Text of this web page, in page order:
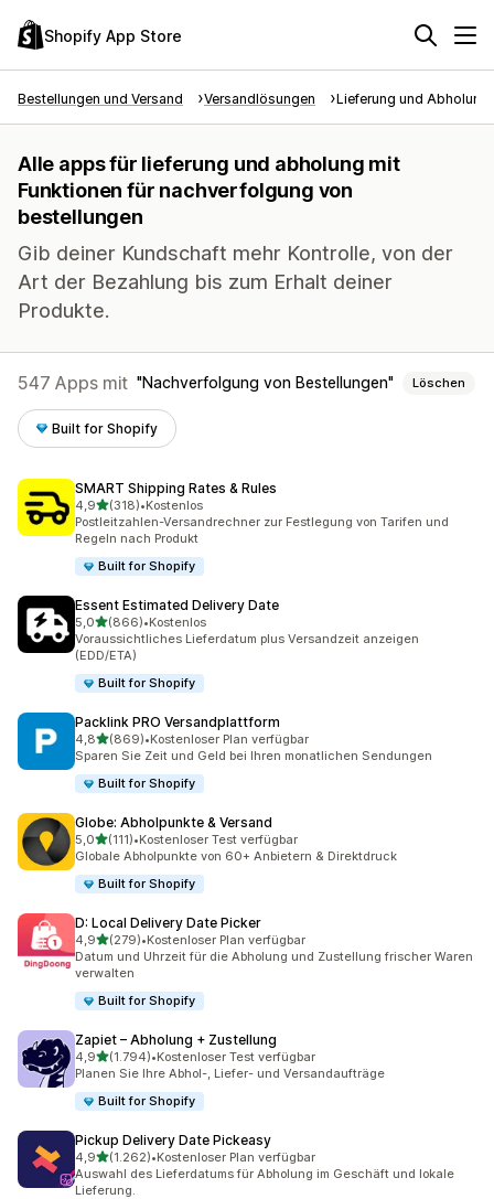
Shopify App Store
Bestellungen und Versand Versandlösungen Lieferung und Abholung
Alle apps für lieferung und abholung mit
Funktionen für nachverfolgung von
bestellungen
Gib deiner Kundschaft mehr Kontrolle, von der
Art der Bezahlung bis zum Erhalt deiner
Produkte.
547 Apps mit Nachverfolgung von Bestellungen Löschen
Built for Shopify
SMART Shipping Rates & Rules
4,9von 5 Sternen
(318)
318 Rezensionen insgesamt
•Kostenlos
Postleitzahlen-Versandrechner zur Festlegung von Tarifen und
Regeln nach Produkt
Built for Shopify
Essent Estimated Delivery Date
5,0von 5 Sternen
(866)
866 Rezensionen insgesamt
•Kostenlos
Voraussichtliches Lieferdatum plus Versandzeit anzeigen
(EDD/ETA)
Built for Shopify
Packlink PRO Versandplattform
4,8von 5 Sternen
(869)
869 Rezensionen insgesamt
•Kostenloser Plan verfügbar
Sparen Sie Zeit und Geld bei Ihren monatlichen Sendungen
Built for Shopify
Globe: Abholpunkte & Versand
5,0von 5 Sternen
(111)
111 Rezensionen insgesamt
•Kostenloser Test verfügbar
Globale Abholpunkte von 60+ Anbietern & Direktdruck
Built for Shopify
D: Local Delivery Date Picker
4,9von 5 Sternen
(279)
279 Rezensionen insgesamt
•Kostenloser Plan verfügbar
Datum und Uhrzeit für die Abholung und Zustellung frischer Waren
verwalten
Built for Shopify
Zapiet – Abholung + Zustellung
4,9von 5 Sternen
(1.794)
1794 Rezensionen insgesamt
•Kostenloser Test verfügbar
Planen Sie Ihre Abhol-, Liefer- und Versandaufträge
Built for Shopify
Pickup Delivery Date Pickeasy
4,9von 5 Sternen
(1.262)
1262 Rezensionen insgesamt
•Kostenloser Plan verfügbar
Auswahl des Lieferdatums für Abholung im Geschäft und lokale
Lieferung.